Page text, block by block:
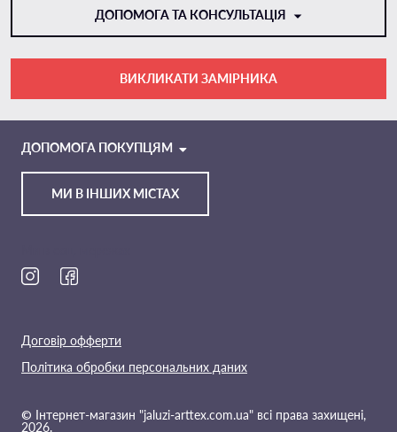
ДОПОМОГА ТА КОНСУЛЬТАЦІЯ
TELEGRAM
ВИКЛИКАТИ ЗАМІРНИКА
МИ В ІНШИХ МІСТАХ
ДОПОМОГА ПОКУПЦЯМ
© Інтернет-магазин "jaluzi-arttex.com.ua" всі права захищені,
2026.
Договір офферти
Політика обробки персональних даних